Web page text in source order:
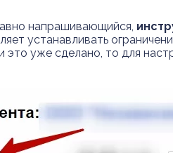
напрашивающийся,
устанавливать
это уже сделано, то для